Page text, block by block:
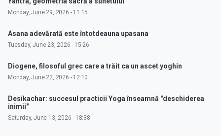
Monday, June 29, 2026 - 11:15
Asana adevărată este întotdeauna upasana
Tuesday, June 23, 2026 - 15:26
Diogene, filosoful grec care a trăit ca un ascet yoghin
Monday, June 22, 2026 - 12:10
Desikachar: succesul practicii Yoga înseamnă "deschiderea
inimii"
Saturday, June 13, 2026 - 18:38